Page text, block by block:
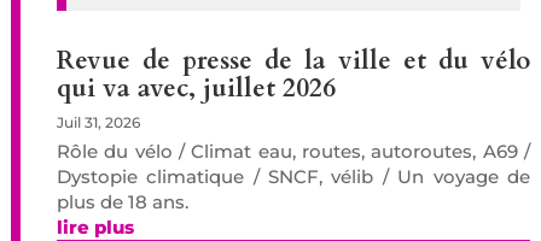
Revue de presse de la ville et du vélo
qui va avec, juillet 2026
Juil 31, 2026
Rôle du vélo / Climat eau, routes, autoroutes, A69 /
Dystopie climatique / SNCF, vélib / Un voyage de
plus de 18 ans.
lire plus